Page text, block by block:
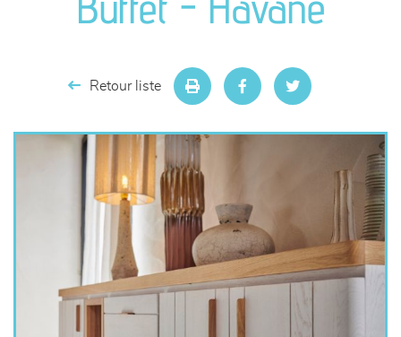
chambres et dressing
décoration
Retour liste